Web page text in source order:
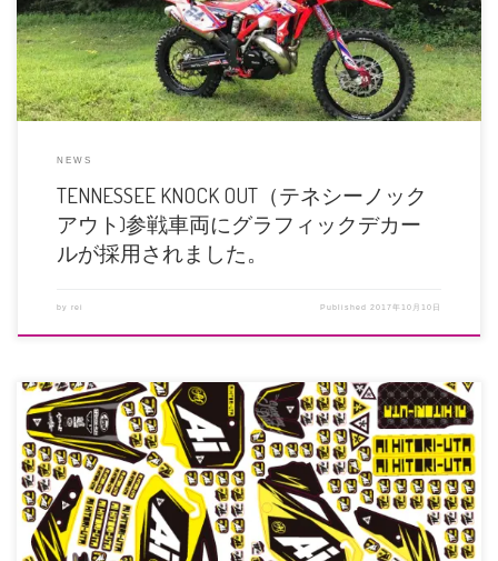
NEWS
TENNESSEE KNOCK OUT（テネシーノック
アウト)参戦車両にグラフィックデカー
ルが採用されました。
by rei Published2017年10月10日
2017年10月7日 このたび、MotoCrusader（モトクルセイダー)は、バイク
[…]